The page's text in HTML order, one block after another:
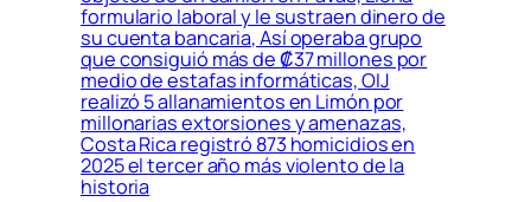
formulario laboral y le sustraen dinero de
su cuenta bancaria, Así operaba grupo
que consiguió más de ₡37 millones por
medio de estafas informáticas, OIJ
realizó 5 allanamientos en Limón por
millonarias extorsiones y amenazas,
Costa Rica registró 873 homicidios en
2025 el tercer año más violento de la
historia